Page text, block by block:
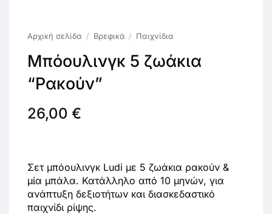
Αρχική σελίδα / Βρεφικά / Παιχνίδια
Μπόουλινγκ 5 ζωάκια
“Ρακούν”
26,00 €
Σετ μπόουλινγκ Ludi με 5 ζωάκια ρακούν &
μία μπάλα. Κατάλληλο από 10 μηνών, για
ανάπτυξη δεξιοτήτων και διασκεδαστικό
παιχνίδι ρίψης.